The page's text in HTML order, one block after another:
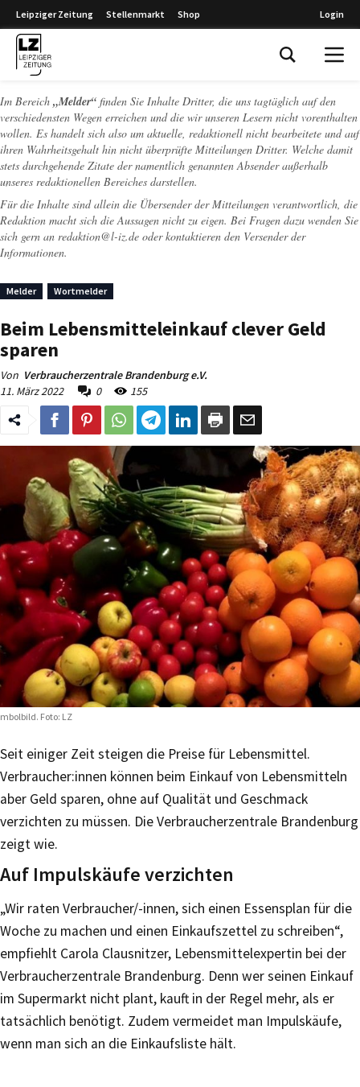
Leipziger Zeitung Stellenmarkt Shop Login
Im Bereich „Melder“ finden Sie Inhalte Dritter, die uns tagtäglich auf den
verschiedensten Wegen erreichen und die wir unseren Lesern nicht vorenthalten
wollen. Es handelt sich also um aktuelle, redaktionell nicht bearbeitete und auf
ihren Wahrheitsgehalt hin nicht überprüfte Mitteilungen Dritter. Welche damit
stets durchgehende Zitate der namentlich genannten Absender außerhalb
unseres redaktionellen Bereiches darstellen.
Für die Inhalte sind allein die Übersender der Mitteilungen verantwortlich, die
Redaktion macht sich die Aussagen nicht zu eigen. Bei Fragen dazu wenden Sie
sich gern an redaktion@l-iz.de oder kontaktieren den Versender der
Informationen.
Melder Wortmelder
Beim Lebensmitteleinkauf clever Geld
sparen
Von Verbraucherzentrale Brandenburg e.V.
11. März 2022
0 155
Foto: LZ
Seit einiger Zeit steigen die Preise für Lebensmittel.
Verbraucher:innen können beim Einkauf von Lebensmitteln
aber Geld sparen, ohne auf Qualität und Geschmack
verzichten zu müssen. Die Verbraucherzentrale Brandenburg
zeigt wie.
Auf Impulskäufe verzichten
„Wir raten Verbraucher/-innen, sich einen Essensplan für die
Woche zu machen und einen Einkaufszettel zu schreiben“,
empfiehlt Carola Clausnitzer, Lebensmittelexpertin bei der
Verbraucherzentrale Brandenburg. Denn wer seinen Einkauf
im Supermarkt nicht plant, kauft in der Regel mehr, als er
tatsächlich benötigt. Zudem vermeidet man Impulskäufe,
wenn man sich an die Einkaufsliste hält.